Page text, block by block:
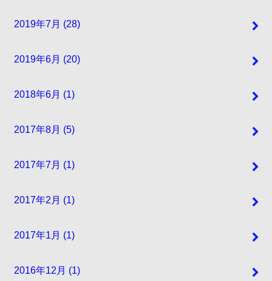
2019年7月 (28)
2019年6月 (20)
2018年6月 (1)
2017年8月 (5)
2017年7月 (1)
2017年2月 (1)
2017年1月 (1)
2016年12月 (1)